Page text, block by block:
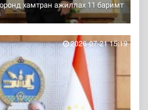
хамтран ажиллах 11 баримт
2026-07-21 15:19